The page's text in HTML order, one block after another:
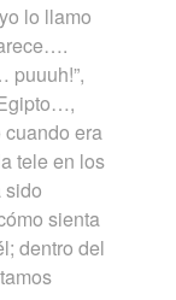
lo llamo
puuuh!”,
era
tele en los
sido
sienta
dentro del